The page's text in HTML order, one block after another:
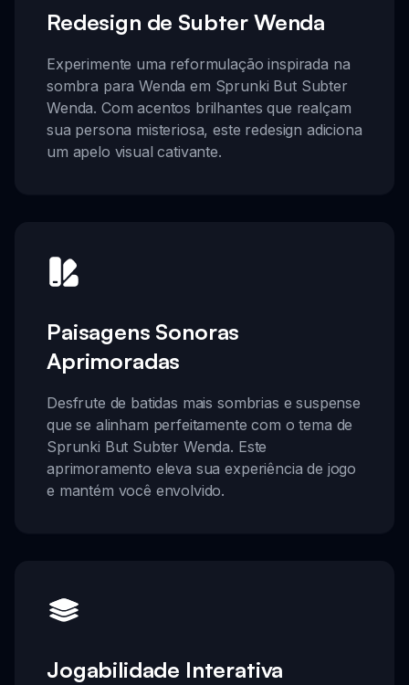
Redesign de Subter Wenda
Experimente uma reformulação inspirada na
sombra para Wenda em Sprunki But Subter
Wenda. Com acentos brilhantes que realçam
sua persona misteriosa, este redesign adiciona
um apelo visual cativante.
Paisagens Sonoras
Aprimoradas
Desfrute de batidas mais sombrias e suspense
que se alinham perfeitamente com o tema de
Sprunki But Subter Wenda. Este
aprimoramento eleva sua experiência de jogo
e mantém você envolvido.
Jogabilidade Interativa